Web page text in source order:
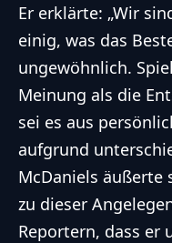
Er erklärte: „Wir
einig, was das
ungewöhnlich.
Meinung als die
sei es aus
aufgrund
McDaniels äußerte
zu dieser
Reportern, dass er